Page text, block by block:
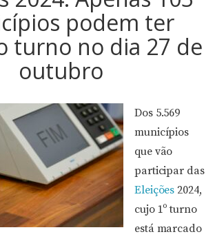
podem ter
turno no dia 27 de
outubro
Dos 5.569
municípios
que vão
participar das
Eleições 2024,
cujo 1º turno
está marcado